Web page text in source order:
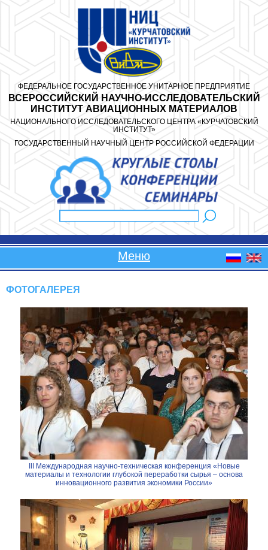
ФЕДЕРАЛЬНОЕ ГОСУДАРСТВЕННОЕ УНИТАРНОЕ ПРЕДПРИЯТИЕ
ВСЕРОССИЙСКИЙ НАУЧНО-ИССЛЕДОВАТЕЛЬСКИЙ
ИНСТИТУТ АВИАЦИОННЫХ МАТЕРИАЛОВ
НАЦИОНАЛЬНОГО ИССЛЕДОВАТЕЛЬСКОГО ЦЕНТРА «КУРЧАТОВСКИЙ
ИНСТИТУТ»
ГОСУДАРСТВЕННЫЙ НАУЧНЫЙ ЦЕНТР РОССИЙСКОЙ ФЕДЕРАЦИИ
Форма поиска
Меню
ФОТОГАЛЕРЕЯ
III Международная научно-техническая конференция «Новые
материалы и технологии глубокой переработки сырья – основа
инновационного развития экономики России»